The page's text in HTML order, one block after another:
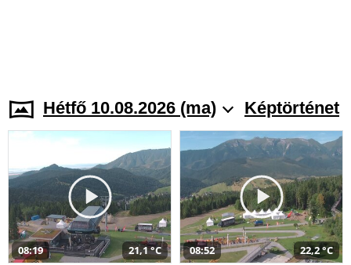
Hétfő 10.08.2026 (ma) Képtörténet
08:19 21,1 °C 08:52 22,2 °C